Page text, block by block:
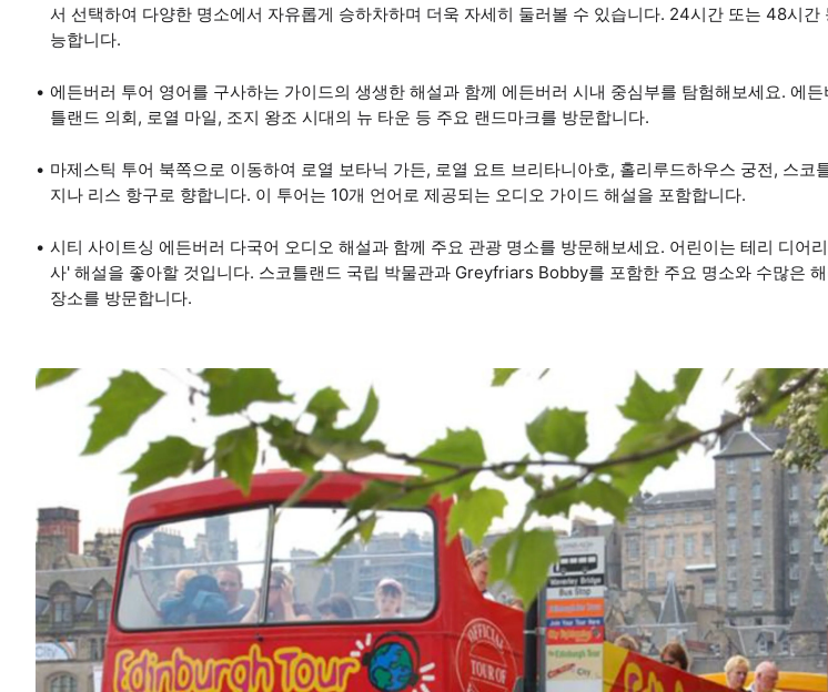
서 선택하여 다양한 명소에서 자유롭게 승하차하며 더욱 자세히 둘러볼 수 있습니다. 24시간 또는 48시간
능합니다.
에든버러 투어 영어를 구사하는 가이드의 생생한 해설과 함께 에든버러 시내 중심부를 탐험해보세요. 에든
틀랜드 의회, 로열 마일, 조지 왕조 시대의 뉴 타운 등 주요 랜드마크를 방문합니다.
마제스틱 투어 북쪽으로 이동하여 로열 보타닉 가든, 로열 요트 브리타니아호, 홀리루드하우스 궁전, 스코
지나 리스 항구로 향합니다. 이 투어는 10개 언어로 제공되는 오디오 가이드 해설을 포함합니다.
시티 사이트싱 에든버러 다국어 오디오 해설과 함께 주요 관광 명소를 방문해보세요. 어린이는 테리 디어
사' 해설을 좋아할 것입니다. 스코틀랜드 국립 박물관과 Greyfriars Bobby를 포함한 주요 명소와 수많은
장소를 방문합니다.